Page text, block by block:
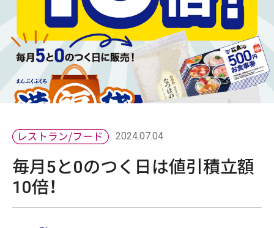
2024.07.04
毎月5と0のつく日は値引積立額
10倍！